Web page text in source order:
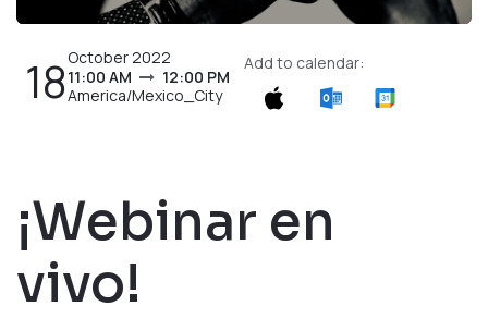
18 October 2022
11:00 AM
12:00 PM
America/Mexico_City
Add to calendar:
¡Webinar en
vivo!